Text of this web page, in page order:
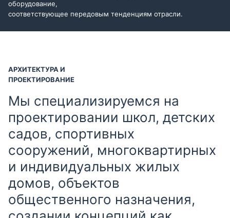
оборудование,
соответствующее передовым тенденциям отрасли.
АРХИТЕКТУРА И
ПРОЕКТИРОВАНИЕ
Мы специализируемся на
проектировании школ, детских
садов, спортивных
сооружений, многоквартирных
и индивидуальных жилых
домов, объектов
общественного назначения,